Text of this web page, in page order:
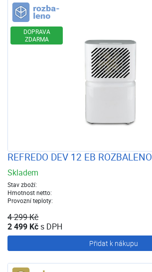
DOPRAVA
ZDARMA
REFREDO DEV 12 EB ROZBALENO
Skladem
Stav zboží:
Hmotnost netto:
Provozní teploty:
4 299 Kč
2 499 Kčs DPH
Přidat k nákupu